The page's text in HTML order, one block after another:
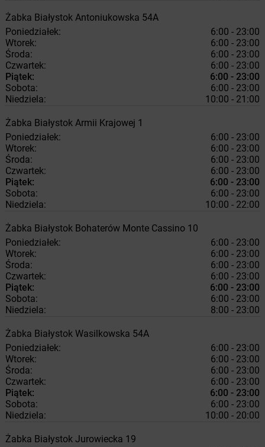
Żabka Białystok Antoniukowska 54A
Poniedziałek:
6:00 - 23:00
Wtorek:
6:00 - 23:00
Środa:
6:00 - 23:00
Czwartek:
6:00 - 23:00
Piątek:
6:00 - 23:00
Sobota:
6:00 - 23:00
Niedziela:
10:00 - 21:00
Żabka Białystok Armii Krajowej 1
Poniedziałek:
6:00 - 23:00
Wtorek:
6:00 - 23:00
Środa:
6:00 - 23:00
Czwartek:
6:00 - 23:00
Piątek:
6:00 - 23:00
Sobota:
6:00 - 23:00
Niedziela:
10:00 - 22:00
Żabka Białystok Bohaterów Monte Cassino 10
Poniedziałek:
6:00 - 23:00
Wtorek:
6:00 - 23:00
Środa:
6:00 - 23:00
Czwartek:
6:00 - 23:00
Piątek:
6:00 - 23:00
Sobota:
6:00 - 23:00
Niedziela:
8:00 - 23:00
Żabka Białystok Wasilkowska 54A
Poniedziałek:
6:00 - 23:00
Wtorek:
6:00 - 23:00
Środa:
6:00 - 23:00
Czwartek:
6:00 - 23:00
Piątek:
6:00 - 23:00
Sobota:
6:00 - 23:00
Niedziela:
10:00 - 20:00
Żabka Białystok Jurowiecka 19